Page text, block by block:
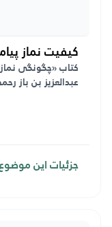
كيفيت نماز
کتاب «چگونگی
عبدالعزیز بن باز
جزئیات این